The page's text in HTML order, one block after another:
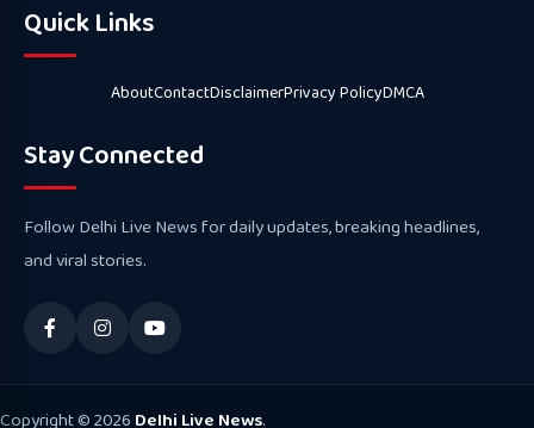
Quick Links
AboutContactDisclaimerPrivacy PolicyDMCA
Stay Connected
Follow Delhi Live News for daily updates, breaking headlines,
and viral stories.
Copyright © 2026 Delhi Live News.